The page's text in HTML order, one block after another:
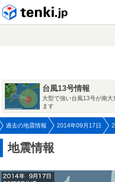
台風13号情報
大型で強い台風13号が南
ます
過去の地震情報 2014年09月17日
地震情報